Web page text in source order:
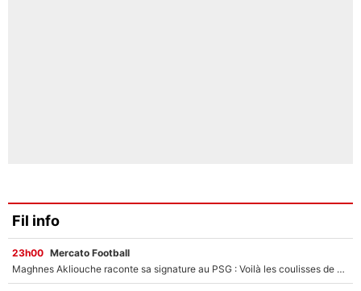
Fil info
23h00 Mercato Football
Maghnes Akliouche raconte sa signature au PSG : Voilà les coulisses de son transfert de rêve à 50M€